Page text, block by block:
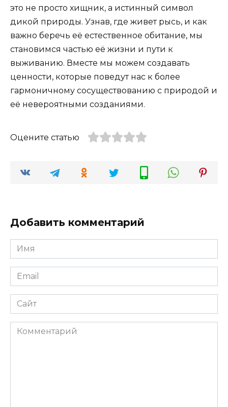
это не просто хищник, а истинный символ
дикой природы. Узнав, где живет рысь, и как
важно беречь её естественное обитание, мы
становимся частью её жизни и пути к
выживанию. Вместе мы можем создавать
ценности, которые поведут нас к более
гармоничному сосуществованию с природой и
её невероятными созданиями.
Оцените статью
Добавить комментарий
Имя
*
Email
*
Сайт
Комментарий